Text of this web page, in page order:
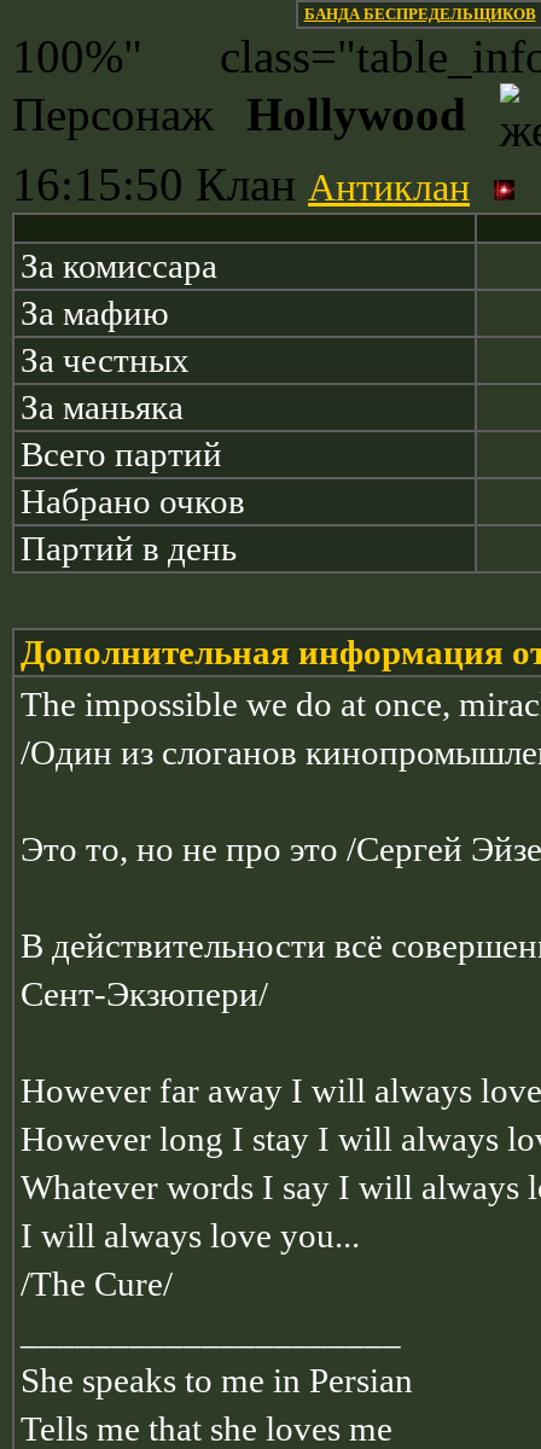
БАНДА БЕСПРЕДЕЛЬЩИКОВ
100%"
Персонаж Hollywood
16:15:50 Клан Антиклан
За комиссара
За мафию
За честных
За маньяка
Всего партий
Набрано очков
Партий в день
Дополнительная информация
The impossible we do at once,
/Один из слоганов
Это то, но не про это /Сергей
В действительности всё
Сент-Экзюпери/
However far away I will always
However long I stay I will always
Whatever words I say I will always
I will always love you...
/The Cure/
She speaks to me in Persian
Tells me that she loves me